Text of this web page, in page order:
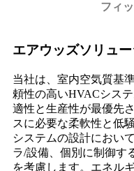
フィ
エアウッズソリュ
当社は、室内空気質基
頼性の高いHVACシス
適性と生産性が最優先
スに必要な柔軟性と低
システムの設計におい
ラ/設備、個別に制御す
を考慮します。エネル